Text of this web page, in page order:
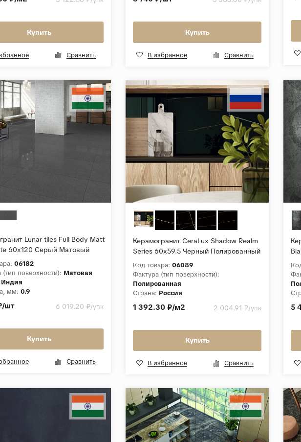
Cosmic Black
Купить
Сравнить
Купить
В избранное Сравнить
Lunar tiles Full Body Matt
60x120 Серый Матовый
06182
(тип поверхности): Матовая
Индия
мм: 0.9
шт 6 019.20 ₽/упк
Купить
Сравнить
Керамогранит CeraLux Shadow Realm
Series 60x59.5 Черный Полированный
Код товара: 06089
Фактура (тип поверхности):
Полированная
Страна: Россия
Коллекция: Shadow Realm Series
1 392.30 ₽/м2 2 004.91 ₽/упк
Купить
В избранное Сравнить
5